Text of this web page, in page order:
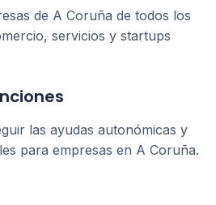
de A Coruña de todos los
servicios y startups
las ayudas autonómicas y
para empresas en A Coruña.